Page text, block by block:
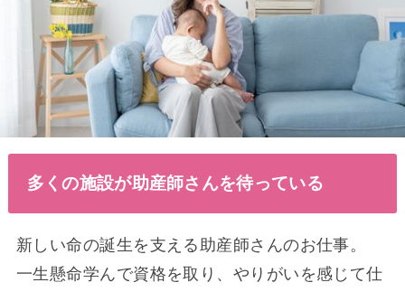
多くの施設が助産師さんを待っている
新しい命の誕生を支える助産師さんのお仕事。
一生懸命学んで資格を取り、やりがいを感じて仕